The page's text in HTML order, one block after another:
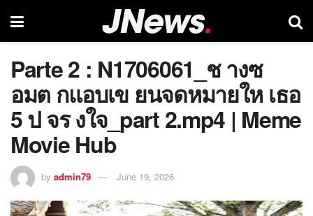
Parte 2 : N1706061_ช างซ
อมต กแอบเข ยนจดหมายให เธอ
5 ป จร งใจ_part 2.mp4 | Meme
Movie Hub
by admin79 June 19, 2026